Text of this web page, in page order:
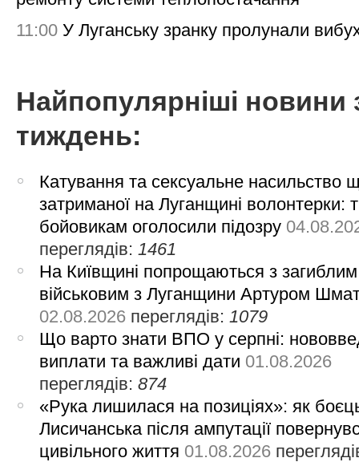
11:00 У Луганську зранку пролунали
Найпопулярніші новини
тиждень:
Катування та сексуальне насильство
затриманої на Луганщині волонтерки:
бойовикам оголосили підозру
переглядів: 1461
На Київщині попрощаються з загиблим
військовим з Луганщини Артуром
02.08.2026 переглядів: 1079
Що варто знати ВПО у серпні:
виплати та важливі дати 01.08.2026
переглядів:874
«Рука лишилася на позиціях»: як
Лисичанська після ампутації
цивільного життя 01.08.2026